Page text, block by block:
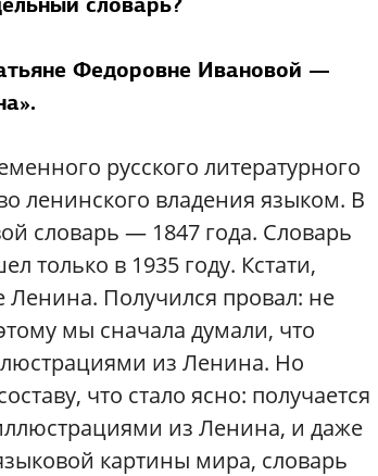
Федоровне Ивановой —
русского литературного
ленинского владения языком. В
словарь — 1847 года. Словарь
только в 1935 году. Кстати,
Ленина. Получился провал: не
мы сначала думали, что
из Ленина. Но
что стало ясно: получается
из Ленина, и даже
картины мира, словарь